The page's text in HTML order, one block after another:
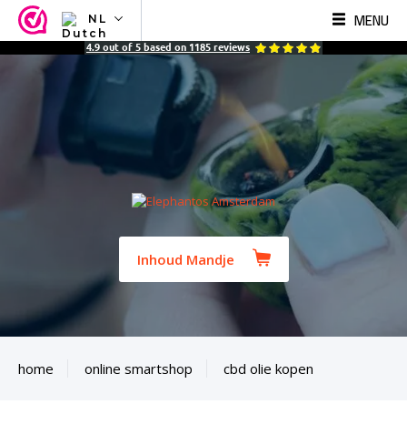
NL
NL
ES
MENU
4.9 out of 5 based on 1185 reviews
Inhoud Mandje
home online smartshop cbd olie kopen